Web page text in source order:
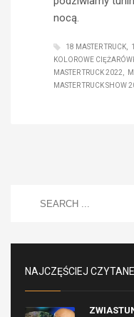
nocą.
18 MASTER TRUCK
KOLOROWE
MASTER TRUCK 2022
MASTER TRUCK SHOW
NAJCZĘŚCIEJ CZYTANE